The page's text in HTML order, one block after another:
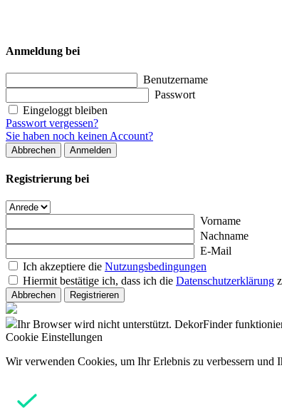
Anmeldung bei
Benutzername
Passwort
Eingeloggt bleiben
Passwort vergessen?
Sie haben noch keinen Account?
Abbrechen Anmelden
Registrierung bei
Vorname
Nachname
E-Mail
Ich akzeptiere die Nutzungsbedingungen
Hiermit bestätige ich, dass ich die Datenschutzerklärung
Abbrechen Registrieren
Ihr Browser wird nicht unterstützt. DekorFinder
Cookie Einstellungen
Wir verwenden Cookies, um Ihr Erlebnis zu verbessern und